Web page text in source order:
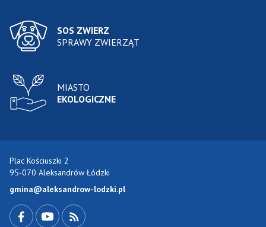
SOS ZWIERZ
SPRAWY ZWIERZĄT
MIASTO
EKOLOGICZNE
Plac Kościuszki 2
95-070 Aleksandrów Łódzki
gmina@aleksandrow-lodzki.pl